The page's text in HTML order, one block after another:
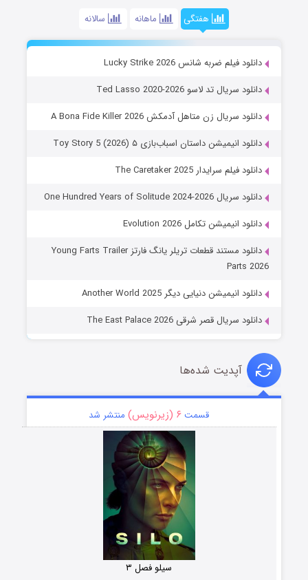
هفتگی ماهانه سالانه
دانلود فیلم ضربه شانس Lucky Strike 2026
دانلود سریال تد لاسو Ted Lasso 2020-2026
دانلود سریال زن متاهل آدمکش A Bona Fide Killer 2026
دانلود انیمیشن داستان اسباب‌بازی ۵ Toy Story 5 (2026)
دانلود فیلم سرایدار The Caretaker 2025
دانلود سریال One Hundred Years of Solitude 2024-2026
دانلود انیمیشن تکامل Evolution 2026
دانلود مستند قطعات تریلر یانگ فارتز Young Farts Trailer
Parts 2026
دانلود انیمیشن دنیایی دیگر Another World 2025
دانلود سریال قصر شرقی The East Palace 2026
آپدیت شده‌ها
قسمت ۶ (زیرنویس) منتشر شد
سیلو فصل ۳